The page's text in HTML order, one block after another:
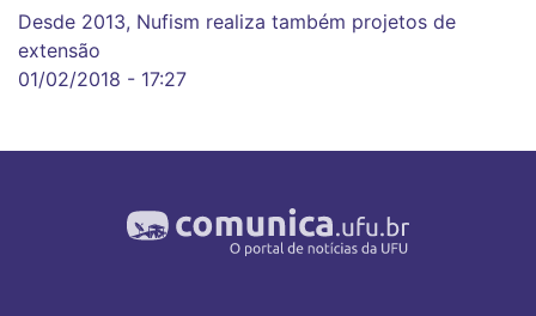
Desde 2013, Nufism realiza também projetos de
extensão
01/02/2018 - 17:27